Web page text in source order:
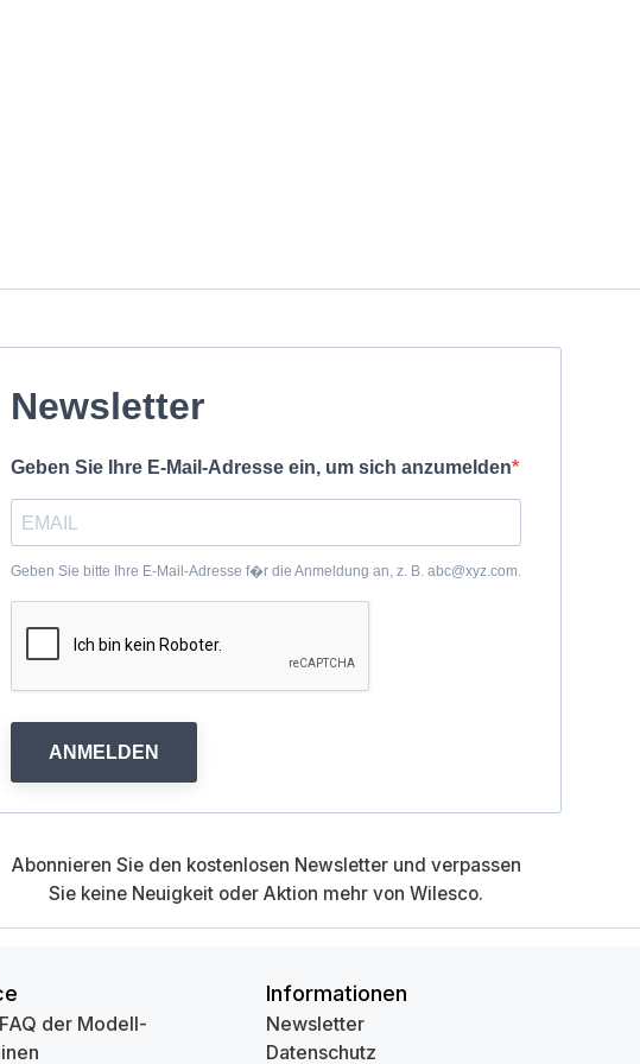
Newsletter
Geben Sie Ihre E-Mail-Adresse ein, um sich anzumelden
Geben Sie bitte Ihre E-Mail-Adresse f�r die Anmeldung an, z. B. abc@xyz.com.
ANMELDEN
Abonnieren Sie den kostenlosen Newsletter und verpassen
Sie keine Neuigkeit oder Aktion mehr von Wilesco.
der Modell-
Informationen
Newsletter
Datenschutz